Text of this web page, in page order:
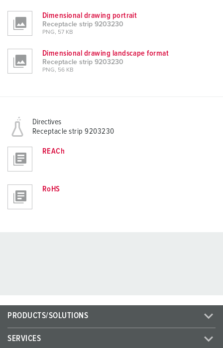
Dimensional drawing portrait
Receptacle strip 9203230
PNG, 57 KB
Dimensional drawing landscape format
Receptacle strip 9203230
PNG, 56 KB
Directives
Receptacle strip 9203230
REACh
RoHS
PRODUCTS/SOLUTIONS
SERVICES